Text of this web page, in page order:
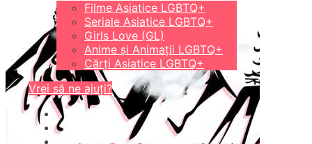
Filme Asiatice LGBTQ+
Seriale Asiatice LGBTQ+
Girls Love (GL)
Anime și Animații LGBTQ+
Cărți Asiatice LGBTQ+
Vrei să ne ajuți?